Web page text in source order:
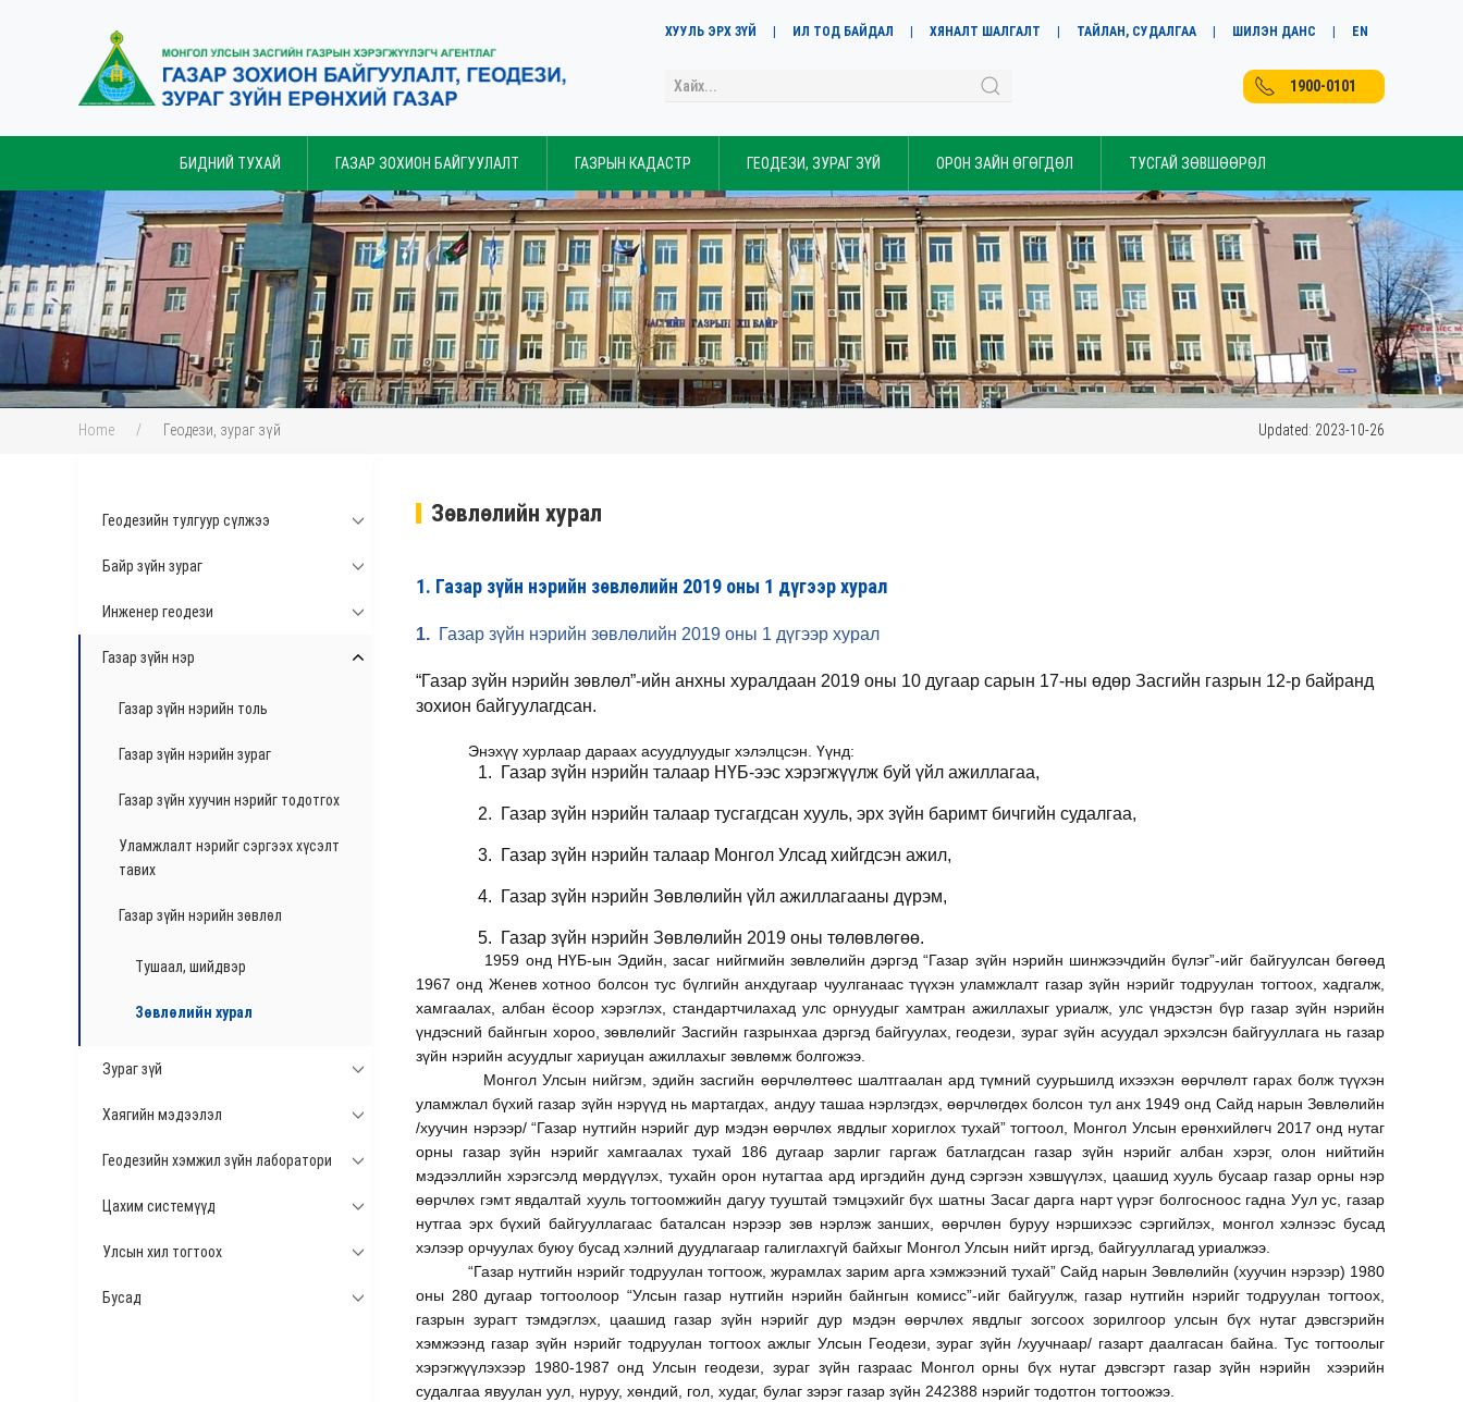
ХУУЛЬ ЭРХ ЗҮЙ ИЛ ТОД БАЙДАЛ ХЯНАЛТ ШАЛГАЛТ ТАЙЛАН, СУДАЛГАА ШИЛЭН ДАНС EN
1900-0101
БИДНИЙ ТУХАЙ ГАЗАР ЗОХИОН БАЙГУУЛАЛТ ГАЗРЫН КАДАСТР ГЕОДЕЗИ, ЗУРАГ ЗҮЙ ОРОН ЗАЙН ӨГӨГДӨЛ ТУСГАЙ ЗӨВШӨӨРӨЛ
Home Геодези, зураг зүй Updated: 2023-10-26
Геодезийн тулгуур сүлжээ
Байр зүйн зураг
Инженер геодези
Газар зүйн нэр
Газар зүйн нэрийн толь
Газар зүйн нэрийн зураг
Газар зүйн хуучин нэрийг тодотгох
Уламжлалт нэрийг сэргээх хүсэлт
тавих
Газар зүйн нэрийн зөвлөл
Тушаал, шийдвэр
Зөвлөлийн хурал
Зураг зүй
Хаягийн мэдээлэл
Геодезийн хэмжил зүйн лаборатори
Цахим системүүд
Улсын хил тогтоох
Бусад
Зөвлөлийн хурал
1. Газар зүйн нэрийн зөвлөлийн 2019 оны 1 дүгээр хурал
1. Газар зүйн нэрийн зөвлөлийн 2019 оны 1 дүгээр хурал
“Газар зүйн нэрийн зөвлөл”-ийн анхны хуралдаан 2019 оны 10 дугаар сарын 17-ны өдөр Засгийн газрын 12-р байранд
зохион байгуулагдсан.
Энэхүү хурлаар дараах асуудлуудыг хэлэлцсэн. Үүнд:
1. Газар зүйн нэрийн талаар НҮБ-ээс хэрэгжүүлж буй үйл ажиллагаа,
2. Газар зүйн нэрийн талаар тусгагдсан хууль, эрх зүйн баримт бичгийн судалгаа,
3. Газар зүйн нэрийн талаар Монгол Улсад хийгдсэн ажил,
4. Газар зүйн нэрийн Зөвлөлийн үйл ажиллагааны дүрэм,
5. Газар зүйн нэрийн Зөвлөлийн 2019 оны төлөвлөгөө.
1959 онд НҮБ-ын Эдийн, засаг нийгмийн зөвлөлийн дэргэд “Газар зүйн нэрийн шинжээчдийн бүлэг”-ийг байгуулсан бөгөөд
1967 онд Женев хотноо болсон тус бүлгийн анхдугаар чуулганаас түүхэн уламжлалт газар зүйн нэрийг тодруулан тогтоох, хадгалж,
хамгаалах, албан ёсоор хэрэглэх, стандартчилахад улс орнуудыг хамтран ажиллахыг уриалж, улс үндэстэн бүр газар зүйн нэрийн
үндэсний байнгын хороо, зөвлөлийг Засгийн газрынхаа дэргэд байгуулах, геодези, зураг зүйн асуудал эрхэлсэн байгууллага нь газар
зүйн нэрийн асуудлыг хариуцан ажиллахыг зөвлөмж болгожээ.
Монгол Улсын нийгэм, эдийн засгийн өөрчлөлтөөс шалтгаалан ард түмний суурьшилд ихээхэн өөрчлөлт гарах болж түүхэн
уламжлал бүхий газар зүйн нэрүүд нь мартагдах, андуу ташаа нэрлэгдэх, өөрчлөгдөх болсон тул анх 1949 онд Сайд нарын Зөвлөлийн
/хуучин нэрээр/ “Газар нутгийн нэрийг дур мэдэн өөрчлөх явдлыг хориглох тухай” тогтоол, Монгол Улсын ерөнхийлөгч 2017 онд нутаг
орны газар зүйн нэрийг хамгаалах тухай 186 дугаар зарлиг гаргаж батлагдсан газар зүйн нэрийг албан хэрэг, олон нийтийн
мэдээллийн хэрэгсэлд мөрдүүлэх, тухайн орон нутагтаа ард иргэдийн дунд сэргээн хэвшүүлэх, цаашид хууль бусаар газар орны нэр
өөрчлөх гэмт явдалтай хууль тогтоомжийн дагуу тууштай тэмцэхийг бүх шатны Засаг дарга нарт үүрэг болгосноос гадна Уул ус, газар
нутгаа эрх бүхий байгууллагаас баталсан нэрээр зөв нэрлэж занших, өөрчлөн буруу нэршихээс сэргийлэх, монгол хэлнээс бусад
хэлээр орчуулах буюу бусад хэлний дуудлагаар галиглахгүй байхыг Монгол Улсын нийт иргэд, байгууллагад уриалжээ.
“Газар нутгийн нэрийг тодруулан тогтоож, журамлах зарим арга хэмжээний тухай” Сайд нарын Зөвлөлийн (хуучин нэрээр) 1980
оны 280 дугаар тогтоолоор “Улсын газар нутгийн нэрийн байнгын комисс”-ийг байгуулж, газар нутгийн нэрийг тодруулан тогтоох,
газрын зурагт тэмдэглэх, цаашид газар зүйн нэрийг дур мэдэн өөрчлөх явдлыг зогсоох зорилгоор улсын бүх нутаг дэвсгэрийн
хэмжээнд газар зүйн нэрийг тодруулан тогтоох ажлыг Улсын Геодези, зураг зүйн /хуучнаар/ газарт даалгасан байна. Тус тогтоолыг
хэрэгжүүлэхээр 1980-1987 онд Улсын геодези, зураг зүйн газраас Монгол орны бүх нутаг дэвсгэрт газар зүйн нэрийн хээрийн
судалгаа явуулан уул, нуруу, хөндий, гол, худаг, булаг зэрэг газар зүйн 242388 нэрийг тодотгон тогтоожээ.